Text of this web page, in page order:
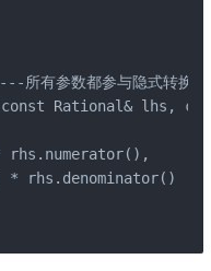
有参数都参与隐式转换
Rational& lhs,
rhs.numerator(),
* rhs.denominator()